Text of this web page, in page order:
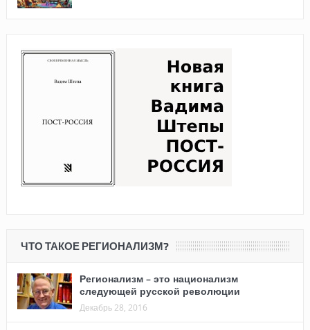
ЧТО ТАКОЕ РЕГИОНАЛИЗМ?
Регионализм – это национализм
следующей русской революции
Декабрь 28, 2016